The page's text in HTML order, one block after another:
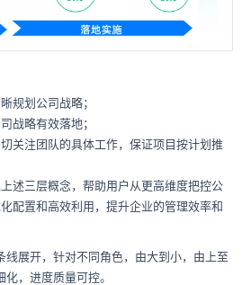
规划公司战略；
战略有效落地；
关注团队的具体工作，保证项目按计划推
述三层概念，帮助用户从更高维度把控公
配置和高效利用，提升企业的管理效率和
线展开，针对不同角色，由大到小，由上至
，进度质量可控。